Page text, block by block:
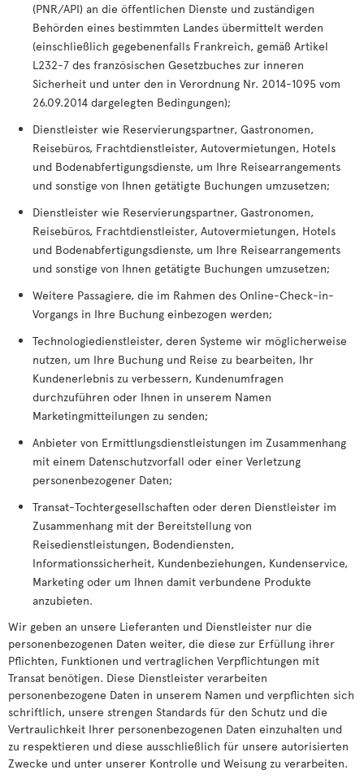
(PNR/API) an die öffentlichen Dienste und zuständigen
Behörden eines bestimmten Landes übermittelt werden
(einschließlich gegebenenfalls Frankreich, gemäß Artikel
L232-7 des französischen Gesetzbuches zur inneren
Sicherheit und unter den in Verordnung Nr. 2014-1095 vom
26.09.2014 dargelegten Bedingungen);
Dienstleister wie Reservierungspartner, Gastronomen,
Reisebüros, Frachtdienstleister, Autovermietungen, Hotels
und Bodenabfertigungsdienste, um Ihre Reisearrangements
und sonstige von Ihnen getätigte Buchungen umzusetzen;
Dienstleister wie Reservierungspartner, Gastronomen,
Reisebüros, Frachtdienstleister, Autovermietungen, Hotels
und Bodenabfertigungsdienste, um Ihre Reisearrangements
und sonstige von Ihnen getätigte Buchungen umzusetzen;
Weitere Passagiere, die im Rahmen des Online-Check-in-
Vorgangs in Ihre Buchung einbezogen werden;
Technologiedienstleister, deren Systeme wir möglicherweise
nutzen, um Ihre Buchung und Reise zu bearbeiten, Ihr
Kundenerlebnis zu verbessern, Kundenumfragen
durchzuführen oder Ihnen in unserem Namen
Marketingmitteilungen zu senden;
Anbieter von Ermittlungsdienstleistungen im Zusammenhang
mit einem Datenschutzvorfall oder einer Verletzung
personenbezogener Daten;
Transat-Tochtergesellschaften oder deren Dienstleister im
Zusammenhang mit der Bereitstellung von
Reisedienstleistungen, Bodendiensten,
Informationssicherheit, Kundenbeziehungen, Kundenservice,
Marketing oder um Ihnen damit verbundene Produkte
anzubieten.
Wir geben an unsere Lieferanten und Dienstleister nur die
personenbezogenen Daten weiter, die diese zur Erfüllung ihrer
Pflichten, Funktionen und vertraglichen Verpflichtungen mit
Transat benötigen. Diese Dienstleister verarbeiten
personenbezogene Daten in unserem Namen und verpflichten sich
schriftlich, unsere strengen Standards für den Schutz und die
Vertraulichkeit Ihrer personenbezogenen Daten einzuhalten und
zu respektieren und diese ausschließlich für unsere autorisierten
Zwecke und unter unserer Kontrolle und Weisung zu verarbeiten.